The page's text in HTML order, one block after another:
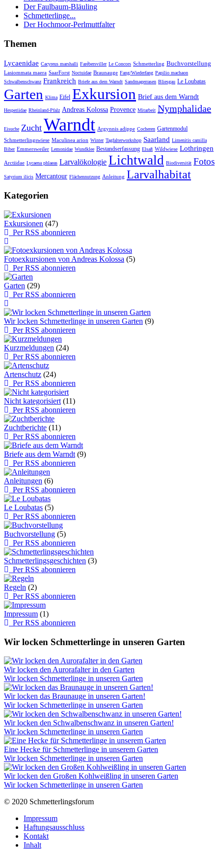
Der Faulbaum-Bläuling
Schmetterlinge...
Der Hochmoor-Perlmuttfalter
Themen
Lycaenidae Cacyreus marshalli Farébersviller Le Concors Schmetterling Buchvorstellung
Lasiommata maera SaarForst Noctuidae Braunauge Fang/Wiederfang Papilio machaon
Schwalbenschwanz Frankreich Briefe aus dem Warndt Sandmagerrasen Bliesgau Le Loubatas
Garten Klima Eifel Exkursion Brief aus dem Warndt
Hesperiidae Rheinland-Pfalz Andreas Kolossa Provence Mitarbeit Nymphalidae
Eisuche Zucht Warndt Argynnis adippe Cocheren Gartenmodul
Schmetterlingswiese Maculinea arion Winter Tagfalterworkshop Saarland Limenitis camilla
Biber Emmersweiler Lemonidae Wundklee Bestandserfassung Elsaß Wildwiese Lothringen
Arctiidae Lycaena phlaeas Larvalökologie Lichtwald Biodiversität Fotos
Satyrium ilicis Mercantour Flächennutzung Anleitung Larvalhabitat
Kategorien
Exkursionen (47)
Per RSS abonnieren
Fotoexkursionen von Andreas Kolossa (5)
Per RSS abonnieren
Garten (29)
Per RSS abonnieren
Wir locken Schmetterlinge in unseren Garten (9)
Per RSS abonnieren
Kurzmeldungen (24)
Per RSS abonnieren
Artenschutz (24)
Per RSS abonnieren
Nicht kategorisiert (11)
Per RSS abonnieren
Zuchtberichte (11)
Per RSS abonnieren
Briefe aus dem Warndt (9)
Per RSS abonnieren
Anleitungen (6)
Per RSS abonnieren
Le Loubatas (5)
Per RSS abonnieren
Buchvorstellung (5)
Per RSS abonnieren
Schmetterlingsgeschichten (3)
Per RSS abonnieren
Regeln (2)
Per RSS abonnieren
Impressum (1)
Per RSS abonnieren
Wir locken Schmetterlinge in unseren Garten
Wir locken den Aurorafalter in den Garten
Wir locken Schmetterlinge in unseren Garten
Wir locken das Braunauge in unseren Garten!
Wir locken Schmetterlinge in unseren Garten
Wir locken den Schwalbenschwanz in unseren Garten!
Wir locken Schmetterlinge in unseren Garten
Eine Hecke für Schmetterlinge in unserem Garten
Wir locken Schmetterlinge in unseren Garten
Wir locken den Großen Kohlweißling in unseren Garten
Wir locken Schmetterlinge in unseren Garten
© 2020 Schmetterlingsforum
Impressum
Haftungsausschluss
Kontakt
Inhalt